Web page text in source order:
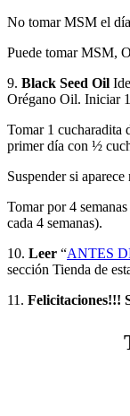
No tomar MSM el
Puede tomar MSM,
9. Black Seed Oil
Orégano Oil. Iniciar
Tomar 1 cucharadita
primer día con ½
Suspender si
Tomar por 4
cada 4 semanas).
10. Leer “ANTES
sección Tienda de
11.